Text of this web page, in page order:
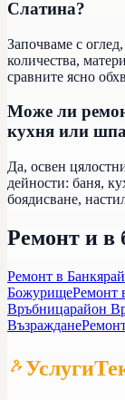
Слатина?
Започваме с
количества,
сравните ясно
Може ли
кухня или
Да, освен
дейности: баня,
боядисване,
Ремонт и в
Ремонт в Банкя
БожурищеРемонт
Връбницарайон
Възраждане
Услуги